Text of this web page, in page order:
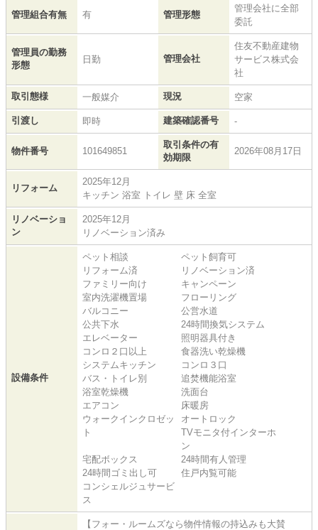
管理組合有無 有 管理形態
管理会社に全部
委託
管理員の勤務
形態
日勤 管理会社
住友不動産建物
サービス株式会
社
取引態様 一般媒介 現況 空家
引渡し 即時 建築確認番号 -
物件番号 101649851
取引条件の有
効期限
2026年08月17日
リフォーム
2025年12月
キッチン 浴室 トイレ 壁 床 全室
リノベーショ
ン
2025年12月
リノベーション済み
設備条件
ペット相談
ペット飼育可
リフォーム済
リノベーション済
ファミリー向け
キャンペーン
室内洗濯機置場
フローリング
バルコニー
公営水道
公共下水
24時間換気システム
エレベーター
照明器具付き
コンロ２口以上
食器洗い乾燥機
システムキッチン
コンロ３口
バス・トイレ別
追焚機能浴室
浴室乾燥機
洗面台
エアコン
床暖房
ウォークインクロゼッ
ト
オートロック
TVモニタ付インターホ
ン
宅配ボックス
24時間有人管理
24時間ゴミ出し可
住戸内覧可能
コンシェルジュサービ
ス
【フォー・ルームズなら物件情報の持込みも大賛